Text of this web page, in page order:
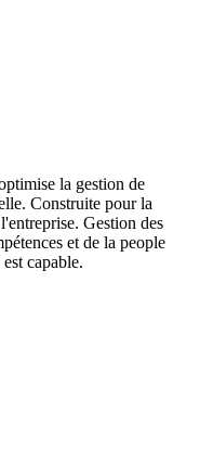
la gestion de
Construite pour la
Gestion des
et de la people
capable.